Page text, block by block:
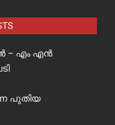
– എം എൻ
പുതിയ